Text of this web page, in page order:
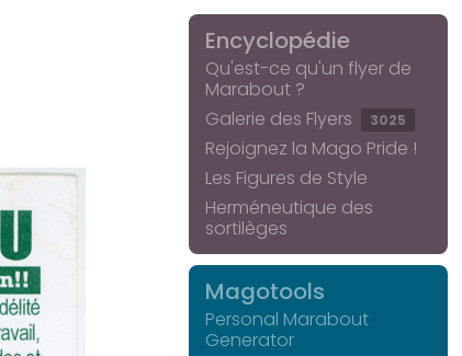
Encyclopédie
Qu'est-ce qu'un flyer de
Marabout ?
Galerie des Flyers
3025
Rejoignez la Mago Pride !
Les Figures de Style
Herméneutique des
sortilèges
Magotools
Personal Marabout
Generator